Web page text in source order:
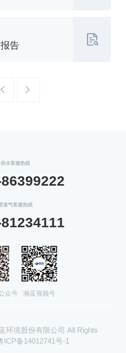
告
供水客服热线
道气客服热线
众号 瀚蓝视频号
环境股份有限公司 All Rights
ICP备14012741号-1